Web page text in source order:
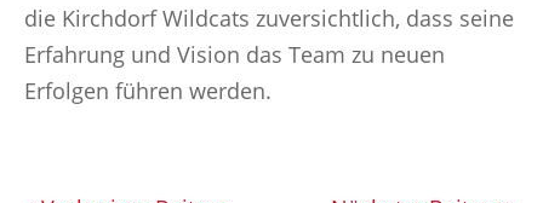
die Kirchdorf Wildcats zuversichtlich, dass seine
Erfahrung und Vision das Team zu neuen
Erfolgen führen werden.